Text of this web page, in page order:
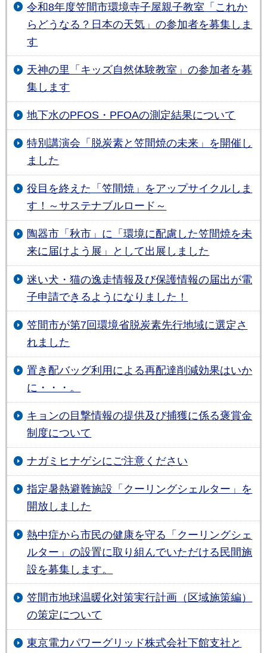
令和8年度笠間市環境寺子屋親子教室「これか
らどうなる？日本の天気」の参加者を募集しま
す
天神の里「キッズ自然体験教室」の参加者を募
集します
地下水のPFOS・PFOAの測定結果について
特別講演会「脱炭素と笠間焼の未来」を開催し
ました
役目を終えた「笠間焼」をアップサイクルしま
す！～サステナブルロード～
陶器市「秋市」に「環境に配慮した笠間焼を未
来に届けよう展」として出展しました
迷い犬・猫の逸走情報及び保護情報の届出が電
子申請できるようになりました！
笠間市が第7回環境省脱炭素先行地域に選定さ
れました
置き配バッグ利用による再配達削減効果はいか
に・・・。
キョンの目撃情報の提供及び捕獲に係る褒賞金
制度について
ナガミヒナゲシにご注意ください
指定暑熱避難施設「クーリングシェルター」を
開放しました
熱中症から市民の健康を守る「クーリングシェ
ルター」の設置に取り組んでいただける民間施
設を募集します。
笠間市地球温暖化対策実行計画（区域施策編）
の策定について
東京電力パワーグリッド株式会社下館支社と